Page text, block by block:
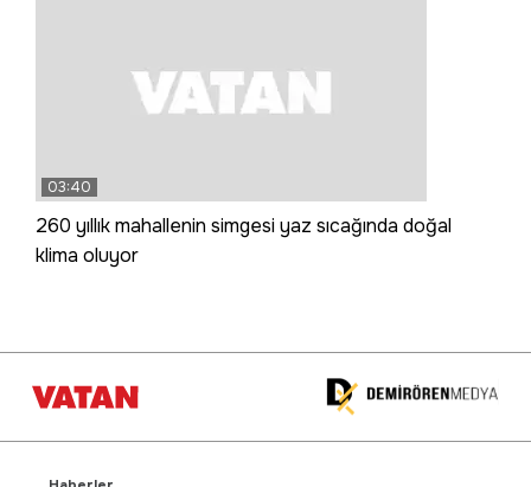
03:40
260 yıllık mahallenin simgesi yaz sıcağında doğal
klima oluyor